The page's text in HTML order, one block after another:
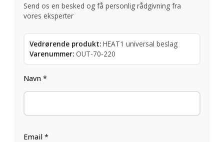
Send os en besked og få personlig rådgivning fra
vores eksperter
Vedrørende produkt: HEAT1 universal beslag
Varenummer: OUT-70-220
Navn *
Email *